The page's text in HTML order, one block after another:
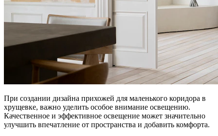
При создании дизайна прихожей для маленького коридора в
хрущевке, важно уделить особое внимание освещению.
Качественное и эффективное освещение может значительно
улучшить впечатление от пространства и добавить комфорта.